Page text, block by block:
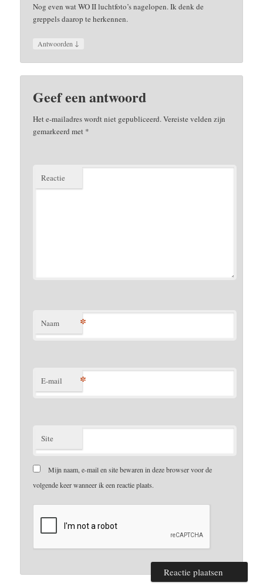
Nog even wat WO II luchtfoto’s nagelopen. Ik denk de
greppels daarop te herkennen.
Antwoorden ↓
Geef een antwoord
Het e-mailadres wordt niet gepubliceerd.Vereiste velden zijn
gemarkeerd met *
Reactie
Naam *
E-mail *
Site
Mijn naam, e-mail en site bewaren in deze browser voor de
volgende keer wanneer ik een reactie plaats.